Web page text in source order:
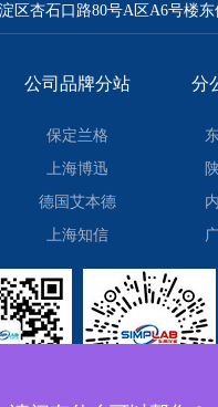
区杏石口路80号A区A6号楼东
公司品牌分站
保定兰格
上海博迅
德国艾本德
上海知信
分